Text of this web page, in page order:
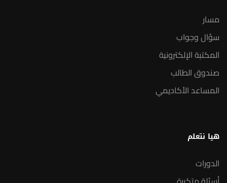
مسار
سؤال وجواب
المكتبة الإلكترونية
صندوق الطالب
المساعد الأكاديمي
هيا نتعلم
الدورات